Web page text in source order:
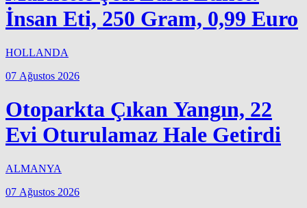
İnsan Eti, 250 Gram, 0,99 Euro
HOLLANDA
07 Ağustos 2026
Otoparkta Çıkan Yangın, 22
Evi Oturulamaz Hale Getirdi
ALMANYA
07 Ağustos 2026